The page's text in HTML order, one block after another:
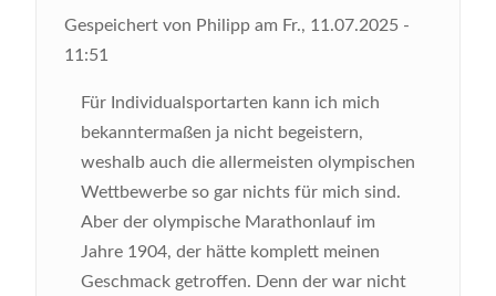
Gespeichert von Philipp am Fr., 11.07.2025 -
11:51
Für Individualsportarten kann ich mich
bekanntermaßen ja nicht begeistern,
weshalb auch die allermeisten olympischen
Wettbewerbe so gar nichts für mich sind.
Aber der olympische Marathonlauf im
Jahre 1904, der hätte komplett meinen
Geschmack getroffen. Denn der war nicht